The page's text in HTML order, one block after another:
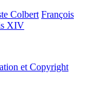
Colbert François
XIV
et Copyright